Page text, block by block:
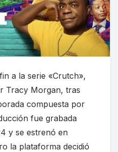
a la serie «Crutch»,
Tracy Morgan, tras
compuesta por
fue grabada
y se estrenó en
la plataforma decidió